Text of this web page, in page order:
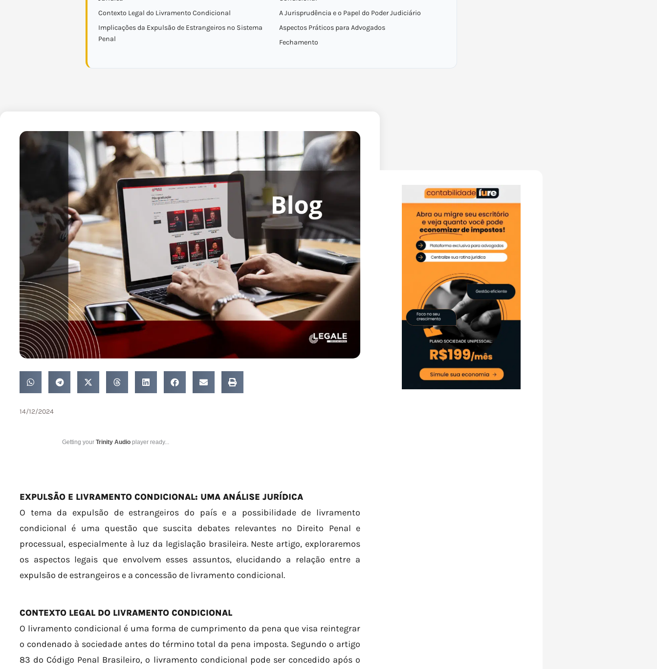
Contexto Legal do Livramento Condicional
Implicações da Expulsão de Estrangeiros no Sistema
Penal
A Jurisprudência e o Papel do Poder Judiciário
Aspectos Práticos para Advogados
Fechamento
14/12/2024
Getting your Trinity Audio player ready...
EXPULSÃO E LIVRAMENTO CONDICIONAL: UMA ANÁLISE JURÍDICA
O tema da expulsão de estrangeiros do país e a possibilidade de livramento
condicional é uma questão que suscita debates relevantes no Direito Penal e
processual, especialmente à luz da legislação brasileira. Neste artigo, exploraremos
os aspectos legais que envolvem esses assuntos, elucidando a relação entre a
expulsão de estrangeiros e a concessão de livramento condicional.
CONTEXTO LEGAL DO LIVRAMENTO CONDICIONAL
O livramento condicional é uma forma de cumprimento da pena que visa reintegrar
o condenado à sociedade antes do término total da pena imposta. Segundo o artigo
83 do Código Penal Brasileiro, o livramento condicional pode ser concedido após o